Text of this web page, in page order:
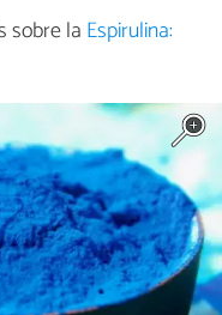
sobre la Espirulina: